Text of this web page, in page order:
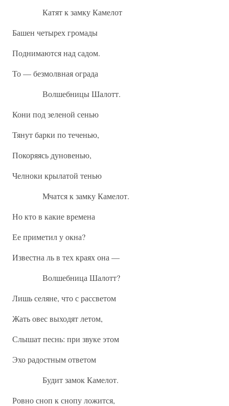
Катят к замку Камелот
Башен четырех громады
Поднимаются над садом.
То — безмолвная ограда
Волшебницы Шалотт.
Кони под зеленой сенью
Тянут барки по теченью,
Покоряясь дуновенью,
Челноки крылатой тенью
Мчатся к замку Камелот.
Но кто в какие времена
Ее приметил у окна?
Известна ль в тех краях она —
Волшебница Шалотт?
Лишь селяне, что с рассветом
Жать овес выходят летом,
Слышат песнь: при звуке этом
Эхо радостным ответом
Будит замок Камелот.
Ровно сноп к снопу ложится,